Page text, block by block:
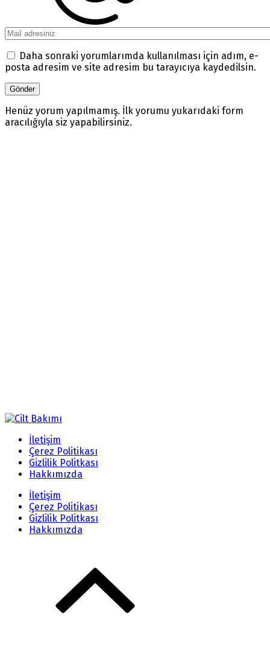
Daha sonraki yorumlarımda kullanılması için adım, e-
posta adresim ve site adresim bu tarayıcıya kaydedilsin.
Henüz yorum yapılmamış. İlk yorumu yukarıdaki form
aracılığıyla siz yapabilirsiniz.
İletişim
Çerez Politikası
Gizlilik Politkası
Hakkımızda
İletişim
Çerez Politikası
Gizlilik Politkası
Hakkımızda